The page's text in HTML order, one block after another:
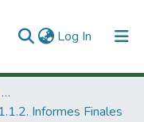
Log In (current)
1. Investigación Financiada con Recursos Públicos
1.1.2. Informes Finales